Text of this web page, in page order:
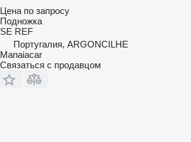
Цена по запросу
Подножка
SE REF
Португалия, ARGONCILHE
Manaiacar
Связаться с продавцом